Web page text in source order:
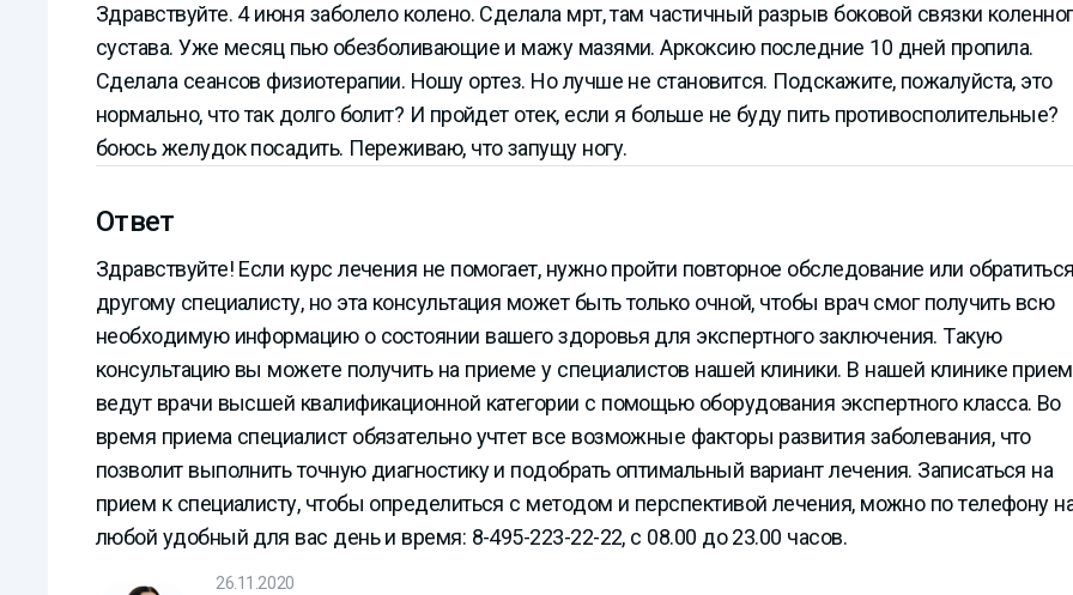
Здравствуйте. 4 июня заболело колено. Сделала мрт, там частичный разрыв боковой связки
сустава. Уже месяц пью обезболивающие и мажу мазями. Аркоксию последние 10 дней пропила.
Сделала сеансов физиотерапии. Ношу ортез. Но лучше не становится. Подскажите, пожалуйста, это
нормально, что так долго болит? И пройдет отек, если я больше не буду пить противосполительные?
боюсь желудок посадить. Переживаю, что запущу ногу.
Ответ
Здравствуйте! Если курс лечения не помогает, нужно пройти повторное обследование или
другому специалисту, но эта консультация может быть только очной, чтобы врач смог получить всю
необходимую информацию о состоянии вашего здоровья для экспертного заключения. Такую
консультацию вы можете получить на приеме у специалистов нашей клиники. В нашей клинике прием
ведут врачи высшей квалификационной категории с помощью оборудования экспертного класса. Во
время приема специалист обязательно учтет все возможные факторы развития заболевания, что
позволит выполнить точную диагностику и подобрать оптимальный вариант лечения. Записаться на
прием к специалисту, чтобы определиться с методом и перспективой лечения, можно по телефону
любой удобный для вас день и время: 8-495-223-22-22, с 08.00 до 23.00 часов.
26.11.2020